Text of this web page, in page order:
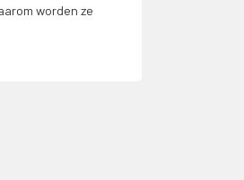
worden ze